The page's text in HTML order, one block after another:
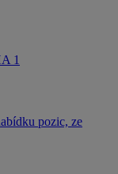
1
pozic, ze